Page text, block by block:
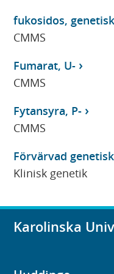
fukosidos,
CMMS
Fumarat, U-
CMMS
Fytansyra, P-
CMMS
Förvärvad
Klinisk genetik
Karolinska